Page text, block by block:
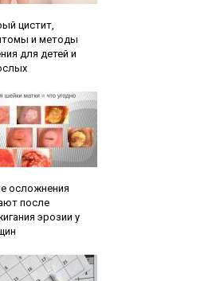
цистит,
и методы
для детей и
осложнения
после
эрозии у